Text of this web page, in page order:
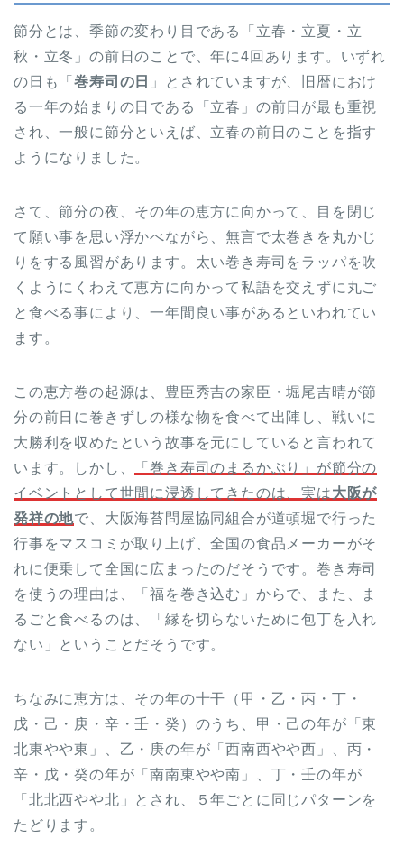
節分とは、季節の変わり目である「立春・立夏・立
秋・立冬」の前日のことで、年に4回あります。いずれ
の日も「巻寿司の日
」とされていますが、旧暦におけ
る一年の始まりの日である「立春」の前日が最も重視
され、一般に節分といえば、立春の前日のことを指す
ようになりました。
さて、節分の夜、その年の恵方に向かって、目を閉じ
て願い事を思い浮かべながら、無言で太巻きを丸かじ
りをする風習があります。太い巻き寿司をラッパを吹
くようにくわえて恵方に向かって私語を交えずに丸ご
と食べる事により、一年間良い事があるといわれてい
ます。
この恵方巻の起源は、豊臣秀吉の家臣・堀尾吉晴が節
分の前日に巻きずしの様な物を食べて出陣し、戦いに
大勝利を収めたという故事を元にしていると言われて
います。しかし、
「巻き寿司のまるかぶり」が節分の
イベントとして世間に浸透してきたのは、実は大阪が
発祥の地で、大阪海苔問屋協同組合が道頓堀で行った
行事をマスコミが取り上げ、全国の食品メーカーがそ
れに便乗して全国に広まったのだそうです。巻き寿司
を使うの理由は、「福を巻き込む」からで、また、ま
るごと食べるのは、「縁を切らないために包丁を入れ
ない」ということだそうです。
ちなみに恵方は、その年の十干（甲・乙・丙・丁・
戊・己・庚・辛・壬・癸）のうち、甲・己の年が「東
北東やや東」、乙・庚の年が「西南西やや西」、丙・
辛・戊・癸の年が「南南東やや南」、丁・壬の年が
「北北西やや北」とされ、５年ごとに同じパターンを
たどります。